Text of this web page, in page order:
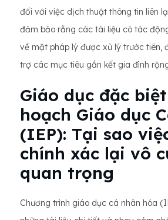
đối với việc dịch thuật thông tin liên
đảm bảo rằng các tài liệu có tác
về mặt pháp lý được xử lý trước tiên,
trợ các mục tiêu gắn kết gia đình
Giáo dục đặc
hoạch Giáo dục
(IEP): Tại sao
chính xác lại vô
quan trọng
Chương trình giáo dục cá nhân hóa